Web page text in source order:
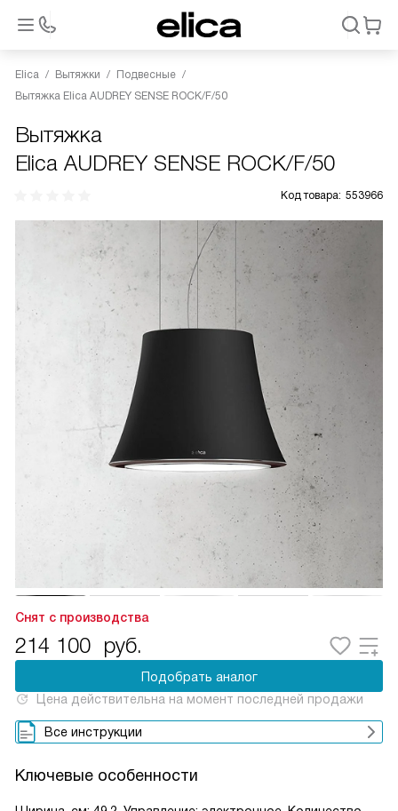
Elica Вытяжки
Подвесные
Вытяжка Elica AUDREY SENSE ROCK/F/50
Вытяжка
Elica AUDREY SENSE ROCK/F/50
Код товара: 553966
Снят с производства
214 100 руб.
Подобрать аналог
Цена действительна на момент последней продажи
Все инструкции
Ключевые особенности